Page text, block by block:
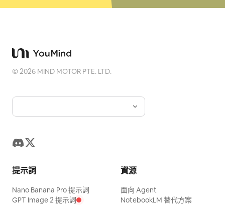
©2026 MIND MOTOR PTE. LTD.
提示詞
Nano Banana Pro 提示詞
GPT Image 2 提示詞
資源
面向 Agent
NotebookLM 替代方案